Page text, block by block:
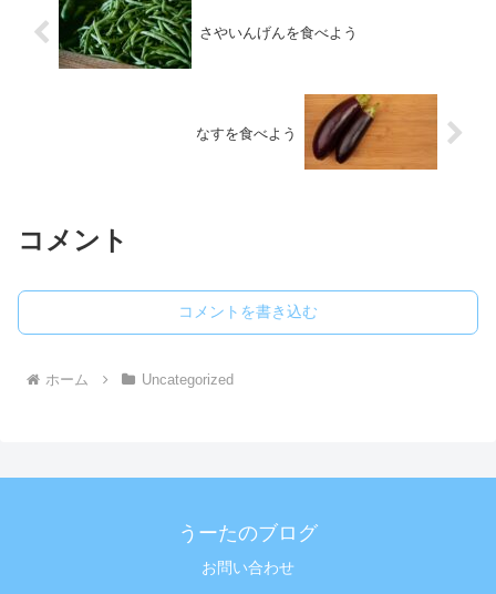
さやいんげんを食べよう
なすを食べよう
コメント
コメントを書き込む
ホーム Uncategorized
うーたのブログ
お問い合わせ